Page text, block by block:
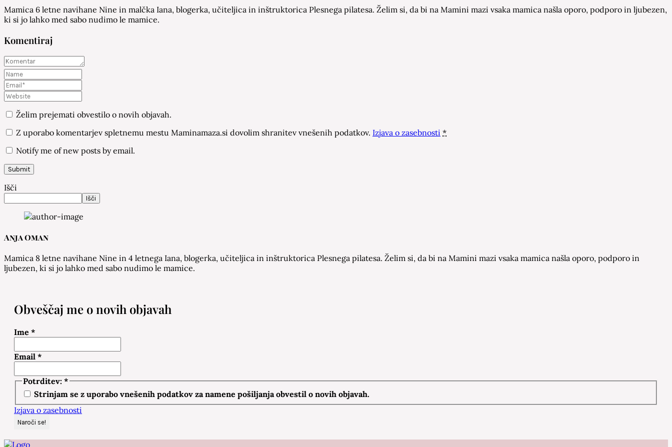
Mamica 6 letne navihane Nine in malčka Iana, blogerka, učiteljica in inštruktorica Plesnega pilatesa. Želim si, da bi na Mamini mazi vsaka mamica našla oporo, podporo in ljubezen,
ki si jo lahko med sabo nudimo le mamice.
Komentiraj
Želim prejemati obvestilo o novih objavah.
Z uporabo komentarjev spletnemu mestu Maminamaza.si dovolim shranitev vnešenih podatkov. Izjava o zasebnosti *
Notify me of new posts by email.
Išči
Išči
Anja Oman
Mamica 8 letne navihane Nine in 4 letnega Iana, blogerka, učiteljica in inštruktorica Plesnega pilatesa. Želim si, da bi na Mamini mazi vsaka mamica našla oporo, podporo in
ljubezen, ki si jo lahko med sabo nudimo le mamice.
Obveščaj me o novih objavah
Ime *
Email *
Potrditev: *
Strinjam se z uporabo vnešenih podatkov za namene pošiljanja obvestil o novih objavah.
Izjava o zasebnosti